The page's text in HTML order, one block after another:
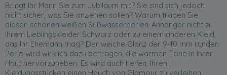
Bringt Ihr Mann Sie zum Jubiläum mit? Sie sind sich jedoch
nicht sicher, was Sie anziehen sollen? Warum tragen Sie
diesen schönen weißen Süßwasserperlen-Anhänger nicht zu
Ihrem Lieblingskleider Schwarz oder zu einem anderen Kleid,
das Ihr Ehemann mag? Der weiche Glanz der 9-10 mm runden
Perle wird wirklich dazu beitragen, die warmen Töne in Ihrer
Haut hervorzuheben. Es wird auch helfen, Ihren
Kleidungsstücken einen Hauch von Glamour zu verleihen.